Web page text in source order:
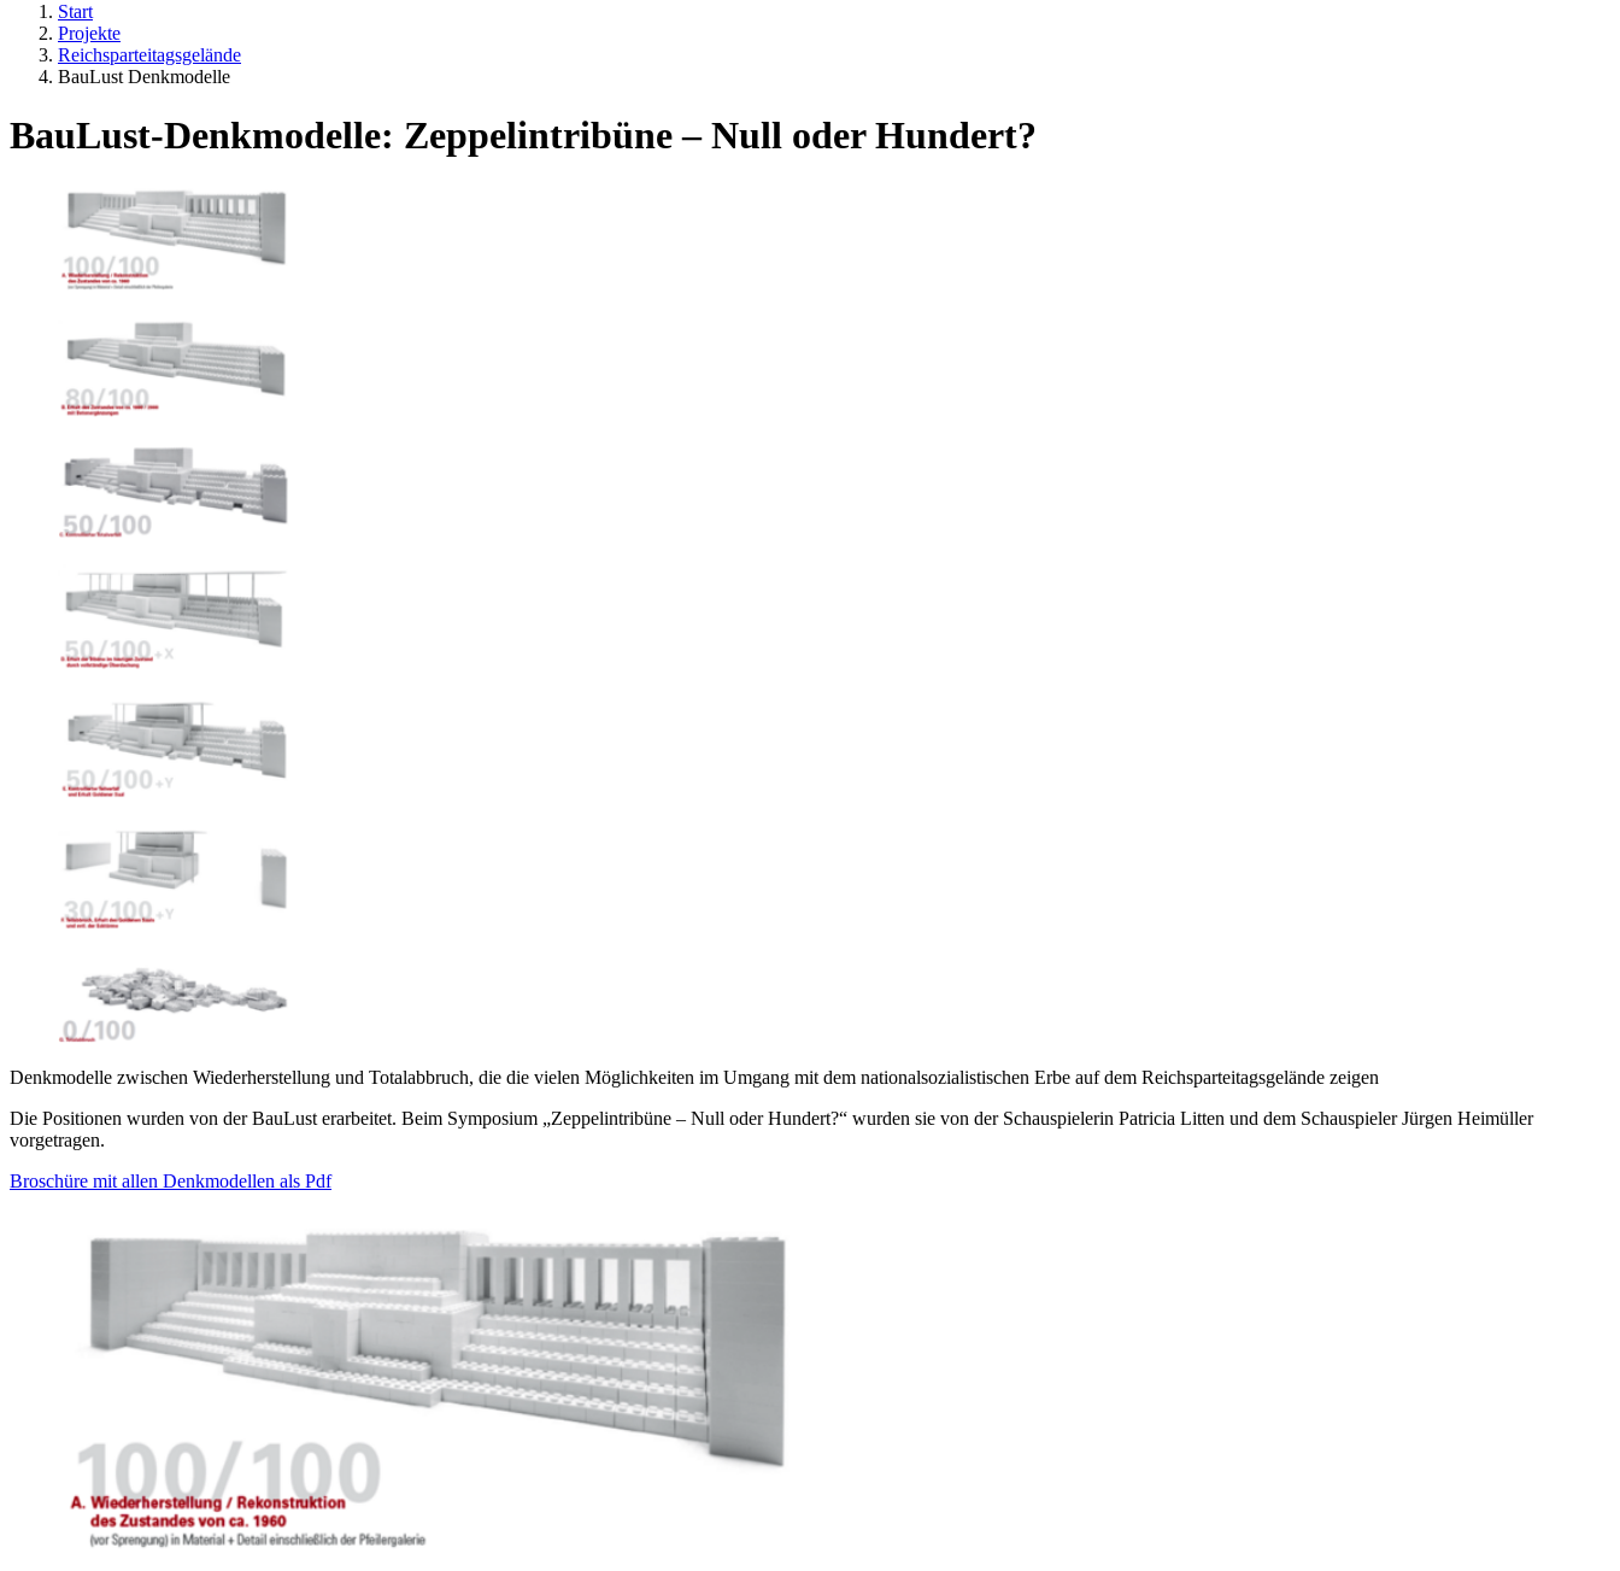
Start
Projekte
Reichsparteitagsgelände
BauLust Denkmodelle
BauLust-Denkmodelle: Zeppelintribüne – Null oder Hundert?
Denkmodelle zwischen Wiederherstellung und Totalabbruch, die die vielen Möglichkeiten im Umgang mit dem nationalsozialistischen Erbe auf dem Reichsparteitagsgelände zeigen
Die Positionen wurden von der BauLust erarbeitet. Beim Symposium „Zeppelintribüne – Null oder Hundert?“ wurden sie von der Schauspielerin Patricia Litten und dem Schauspieler Jürgen Heimüller
vorgetragen.
Broschüre mit allen Denkmodellen als Pdf